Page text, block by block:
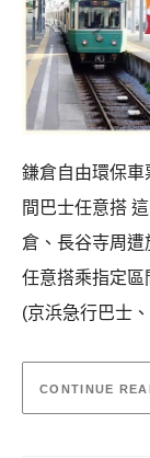
鎌倉自由環保車
間巴士任意搭
倉、長谷寺周遭
任意搭乘指定區
(京浜急行巴士
CONTINUE